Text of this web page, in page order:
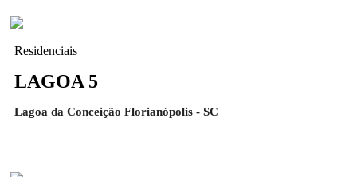
Residenciais
LAGOA 5
Lagoa da Conceição Florianópolis - SC